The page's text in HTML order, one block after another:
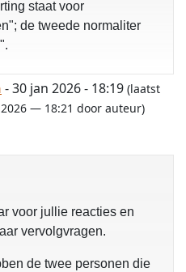
staat voor
de tweede normaliter
- 30 jan 2026 - 18:19 (laatst
— 18:21 door auteur)
voor jullie reacties en
vervolgvragen.
de twee personen die